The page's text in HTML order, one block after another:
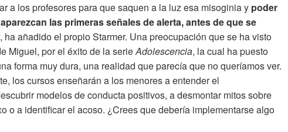
a los profesores para que saquen a la luz esa misoginia y poder
las primeras señales de alerta, antes de que se
ha añadido el propio Starmer. Una preocupación que se ha visto
Miguel, por el éxito de la serieAdolescencia, la cual ha puesto
forma muy dura, una realidad que parecía que no queríamos ver.
los cursos enseñarán a los menores a entender el
modelos de conducta positivos, a desmontar mitos sobre
o a identificar el acoso. ¿Crees que debería implementarse algo